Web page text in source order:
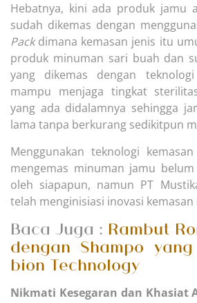
Hebatnya, kini ada produk jamu
sudah dikemas dengan
Packdimana kemasan jenis itu
produk minuman sari buah dan
yang dikemas dengan
mampu menjaga tingkat
yang ada didalamnya sehingga
lama tanpa berkurang sedikitpun
Menggunakan teknologi
mengemas minuman jamu
oleh siapapun, namun PT
telah menginisiasi inovasi kemasan
Baca Juga : Rambut
dengan Shampo
bion Technology
Nikmati Kesegaran dan Khasiat